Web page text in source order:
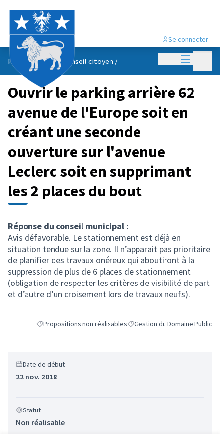
Menu
Se connecter
Propositions du conseil citoyen /
Ouvrir le parking arrière 62
avenue de l'Europe soit en
créant une seconde
ouverture sur l'avenue
Leclerc soit en supprimant
les 2 places du bout
Réponse du conseil municipal :
Avis défavorable. Le stationnement est déjà en
situation tendue sur la zone. Il n’apparait pas prioritaire
de planifier des travaux onéreux qui aboutiront à la
suppression de plus de 6 places de stationnement
(obligation de respecter les critères de visibilité de part
et d’autre d’un croisement lors de travaux neufs).
Filtrer les résultats de la catégorie : Propositions non
Propositions non réalisablesFiltrer les résultats pour le
Gestion du Domaine Public
Date de début
22 nov. 2018
Statut
Non réalisable